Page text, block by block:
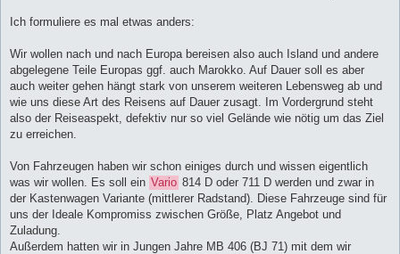
Ich formuliere es mal etwas anders:
Wir wollen nach und nach Europa bereisen also auch Island und andere
abgelegene Teile Europas ggf. auch Marokko. Auf Dauer soll es aber
auch weiter gehen hängt stark von unserem weiteren Lebensweg ab und
wie uns diese Art des Reisens auf Dauer zusagt. Im Vordergrund steht
also der Reiseaspekt, defektiv nur so viel Gelände wie nötig um das Ziel
zu erreichen.
Von Fahrzeugen haben wir schon einiges durch und wissen eigentlich
was wir wollen. Es soll ein Vario 814 D oder 711 D werden und zwar in
der Kastenwagen Variante (mittlerer Radstand). Diese Fahrzeuge sind für
uns der Ideale Kompromiss zwischen Größe, Platz Angebot und
Zuladung.
Außerdem hatten wir in Jungen Jahre MB 406 (BJ 71) mit dem wir